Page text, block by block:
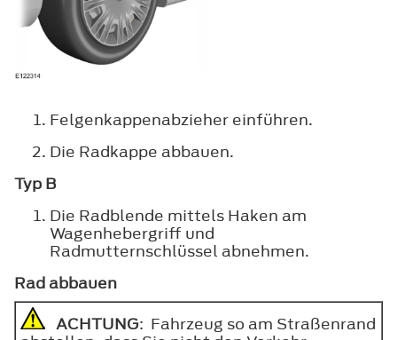
Felgenkappenabzieher einführen.
Die Radkappe abbauen.
Typ B
Die Radblende mittels Haken am
Wagenhebergriff und
Radmutternschlüssel abnehmen.
Rad abbauen
ACHTUNG: Fahrzeug so am Straßenrand